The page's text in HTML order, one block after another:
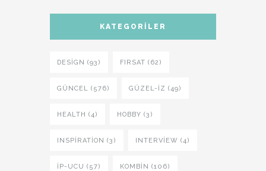
KATEGORILER
DESIGN (93) FIRSAT (62)
GÜNCEL (576) GÜZEL-IZ (49)
HEALTH (4) HOBBY (3)
INSPIRATION (3) INTERVIEW (4)
İP-UCU (57) KOMBIN (106)